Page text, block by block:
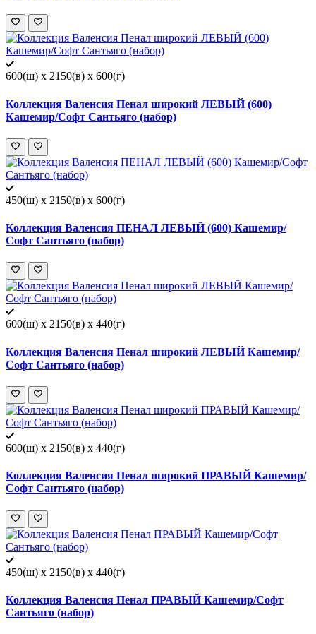
600(ш) x 2150(в) x 600(г)
Коллекция Валенсия Пенал широкий ЛЕВЫЙ (600)
Кашемир/Софт Сантьяго (набор)
450(ш) x 2150(в) x 600(г)
Коллекция Валенсия ПЕНАЛ ЛЕВЫЙ (600) Кашемир/
Софт Сантьяго (набор)
600(ш) x 2150(в) x 440(г)
Коллекция Валенсия Пенал широкий ЛЕВЫЙ Кашемир/
Софт Сантьяго (набор)
600(ш) x 2150(в) x 440(г)
Коллекция Валенсия Пенал широкий ПРАВЫЙ Кашемир/
Софт Сантьяго (набор)
450(ш) x 2150(в) x 440(г)
Коллекция Валенсия Пенал ПРАВЫЙ Кашемир/Софт
Сантьяго (набор)